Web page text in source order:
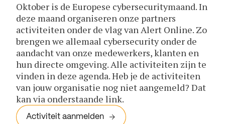
Oktober is de Europese cybersecuritymaand. In
deze maand organiseren onze partners
activiteiten onder de vlag van Alert Online. Zo
brengen we allemaal cybersecurity onder de
aandacht van onze medewerkers, klanten en
hun directe omgeving. Alle activiteiten zijn te
vinden in deze agenda. Heb je de activiteiten
van jouw organisatie nog niet aangemeld? Dat
kan via onderstaande link.
Activiteit aanmelden